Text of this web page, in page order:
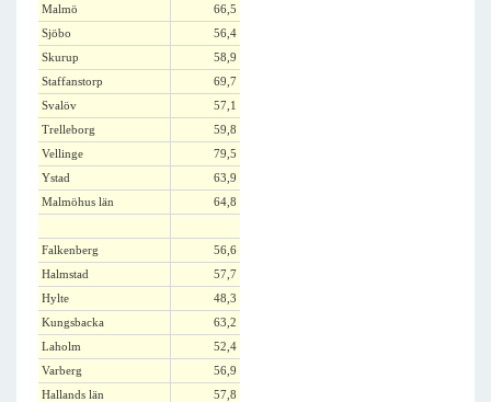
Malmö
66,5
Sjöbo
56,4
Skurup
58,9
Staffanstorp
69,7
Svalöv
57,1
Trelleborg
59,8
Vellinge
79,5
Ystad
63,9
Malmöhus län
64,8
Falkenberg
56,6
Halmstad
57,7
Hylte
48,3
Kungsbacka
63,2
Laholm
52,4
Varberg
56,9
Hallands län
57,8